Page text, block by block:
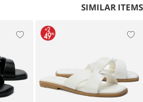
SIMILAR ITEMS